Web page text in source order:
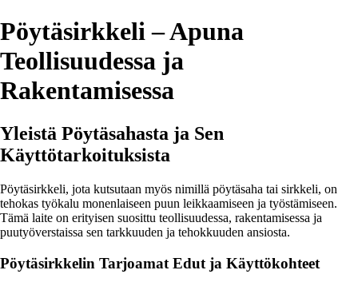
Pöytäsirkkeli – Apuna
Teollisuudessa ja
Rakentamisessa
Yleistä Pöytäsahasta ja Sen
Käyttötarkoituksista
Pöytäsirkkeli, jota kutsutaan myös nimillä pöytäsaha tai sirkkeli, on
tehokas työkalu monenlaiseen puun leikkaamiseen ja työstämiseen.
Tämä laite on erityisen suosittu teollisuudessa, rakentamisessa ja
puutyöverstaissa sen tarkkuuden ja tehokkuuden ansiosta.
Pöytäsirkkelin Tarjoamat Edut ja Käyttökohteet